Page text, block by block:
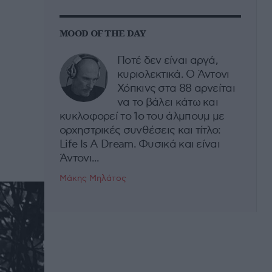
MOOD OF THE DAY
Ποτέ δεν είναι αργά,
κυριολεκτικά. Ο Άντονι
Χόπκινς στα 88 αρνείται
να το βάλει κάτω και
κυκλοφορεί το 1ο του άλμπουμ με
ορχηστρικές συνθέσεις και τίτλο:
Life Is A Dream. Φυσικά και είναι
Άντονι...
Μάκης Μηλάτος